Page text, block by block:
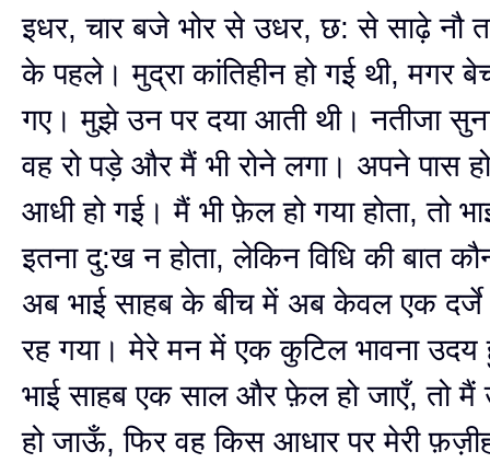
इधर, चार बजे भोर से उधर, छ: से साढ़े नौ
के पहले। मुद्रा कांतिहीन हो गई थी, मगर
गए। मुझे उन पर दया आती थी। नतीजा
वह रो पड़े और मैं भी रोने लगा। अपने पास
आधी हो गई। मैं भी फ़ेल हो गया होता, तो
इतना दु:ख न होता, लेकिन विधि की बात
अब भाई साहब के बीच में अब केवल एक
रह गया। मेरे मन में एक कुटिल भावना उदय
भाई साहब एक साल और फ़ेल हो जाएँ, तो मैं
हो जाऊँ, ‍फिर वह किस आधार पर मेरी